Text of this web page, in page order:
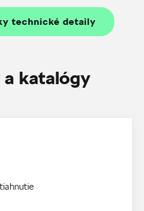
technické detaily
katalógy